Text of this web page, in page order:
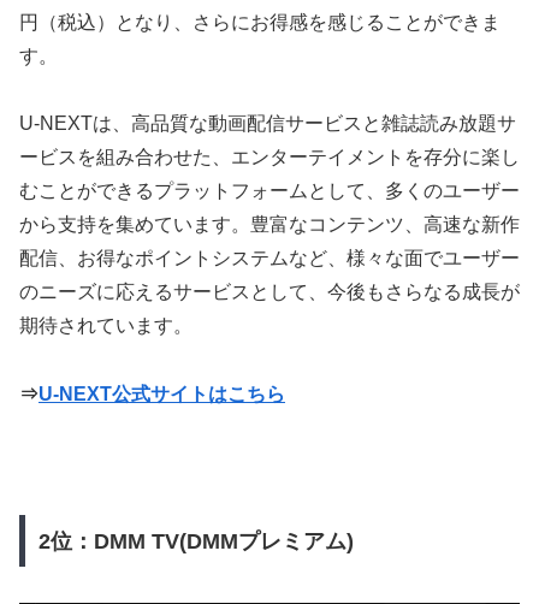
円（税込）となり、さらにお得感を感じることができま
す。
U-NEXTは、高品質な動画配信サービスと雑誌読み放題サ
ービスを組み合わせた、エンターテイメントを存分に楽し
むことができるプラットフォームとして、多くのユーザー
から支持を集めています。豊富なコンテンツ、高速な新作
配信、お得なポイントシステムなど、様々な面でユーザー
のニーズに応えるサービスとして、今後もさらなる成長が
期待されています。
⇒U-NEXT公式サイトはこちら
2位：DMM TV(DMMプレミアム)